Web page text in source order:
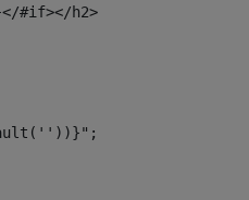
#if></h2>